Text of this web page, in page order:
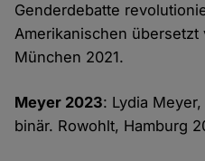
Genderdebatte
Amerikanischen übersetzt
München 2021.
Meyer 2023: Lydia
binär. Rowohlt, Hamburg